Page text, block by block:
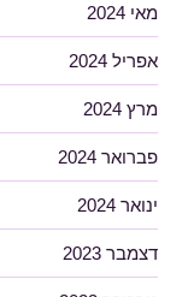
מאי 2024
אפריל 2024
מרץ 2024
פברואר 2024
ינואר 2024
דצמבר 2023